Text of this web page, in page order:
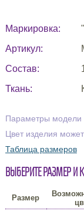
Маркировка:
Артикул:
Состав:
Ткань:
Параметры модели
Цвет изделия
Таблица размеров
Выберите размер и
Размер